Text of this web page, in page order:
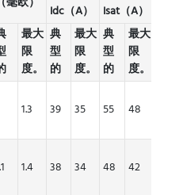
Idc（A）
Isat（A）
最大
限
度。
典
型
的
最大
限
度。
典
型
的
最大
限
度。
1.3 39 35 55 48
1.4 38 34 48 42